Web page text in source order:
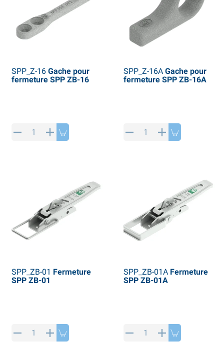
SPP_Z-16Gache pour
fermeture SPP ZB-16
SPP_Z-16AGache pour
fermeture SPP ZB-16A
SPP_ZB-01 Fermeture
SPP ZB-01
SPP_ZB-01AFermeture
SPP ZB-01A